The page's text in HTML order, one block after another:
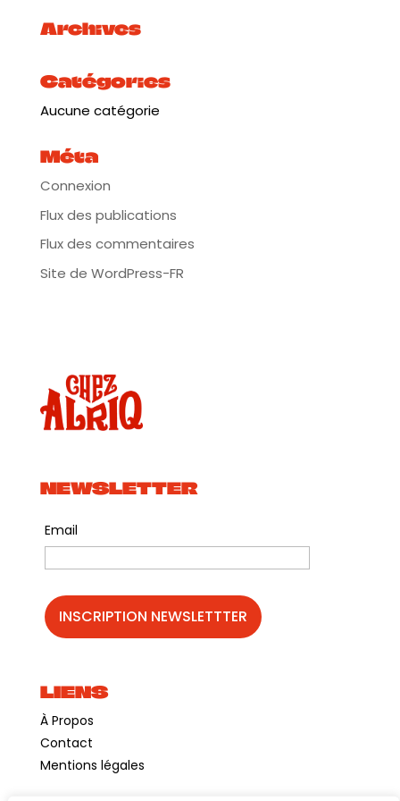
Archives
Catégories
Aucune catégorie
Méta
Connexion
Flux des publications
Flux des commentaires
Site de WordPress-FR
NEWSLETTER
Email
LIENS
À Propos
Contact
Mentions légales